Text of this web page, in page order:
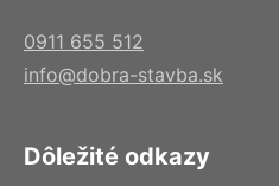
0911 655 512
info@dobra-stavba.sk
Dôležité odkazy